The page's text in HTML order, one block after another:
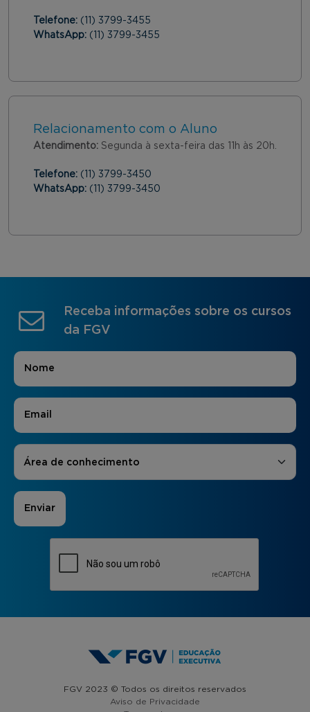
Telefone: (11) 3799-3455
WhatsApp: (11) 3799-3455
Relacionamento com o Aluno
Atendimento: Segunda à sexta-feira das 11h às 20h.
Telefone: (11) 3799-3450
WhatsApp: (11) 3799-3450
Receba informações sobre os cursos
da FGV
Nome
E-mail
Áreas de Interesse
Área de conhecimento
FGV 2023 © Todos os direitos reservados
Aviso de Privacidade